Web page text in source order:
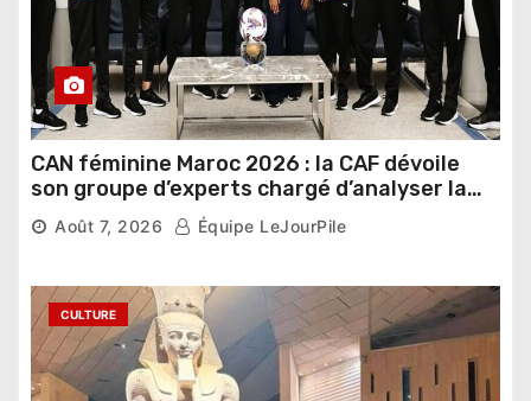
CAN féminine Maroc 2026 : la CAF dévoile
son groupe d’experts chargé d’analyser la
compétition
Août 7, 2026 Équipe LeJourPile
CULTURE